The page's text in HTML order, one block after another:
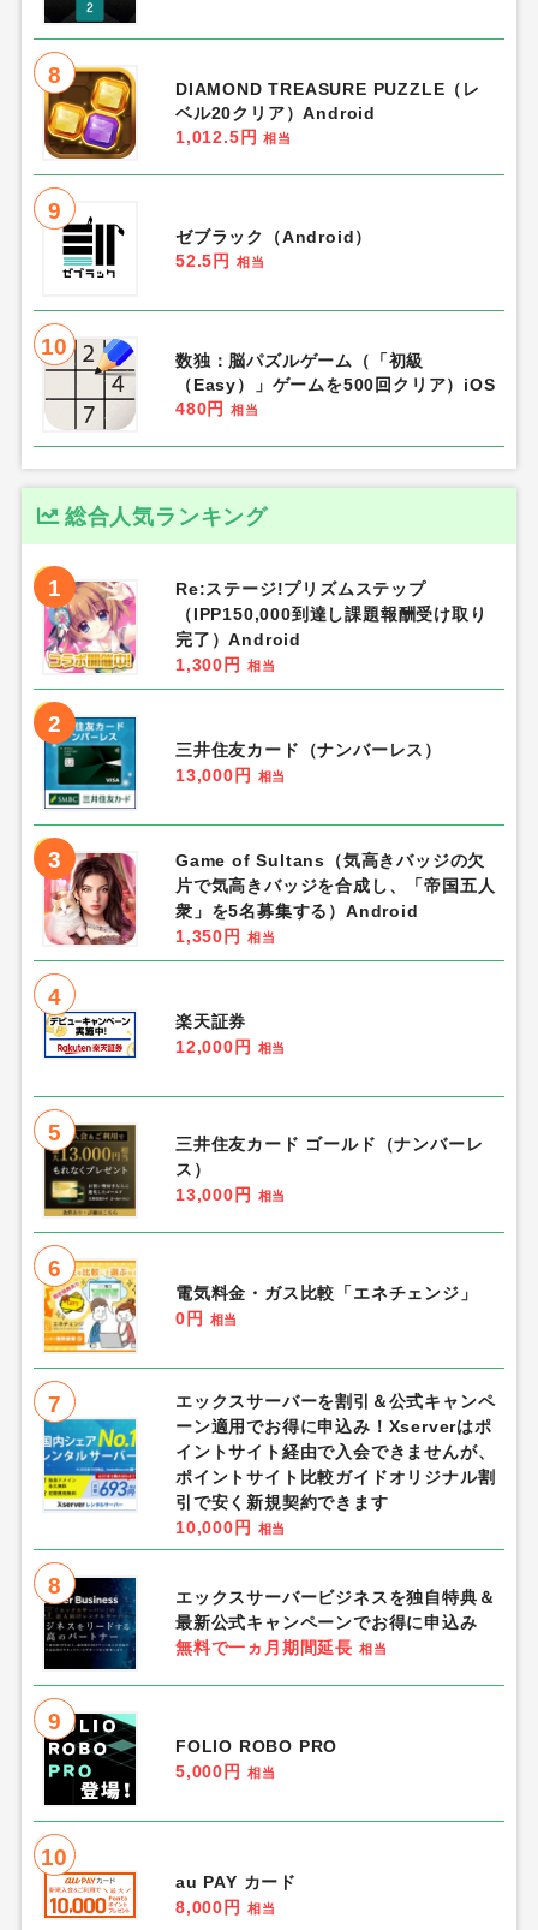
8
DIAMOND TREASURE PUZZLE（レ
ベル20クリア）Android
1,012.5円
相当
9
ゼブラック（Android）
52.5円
相当
10
数独：脳パズルゲーム（「初級
（Easy）」ゲームを500回クリア）iOS
480円
相当
総合人気ランキング
1
Re:ステージ!プリズムステップ
（IPP150,000到達し課題報酬受け取り
完了）Android
1,300円
相当
2
三井住友カード（ナンバーレス）
13,000円
相当
3
Game of Sultans（気高きバッジの欠
片で気高きバッジを合成し、「帝国五人
衆」を5名募集する）Android
1,350円
相当
4
楽天証券
12,000円
相当
5
三井住友カード ゴールド（ナンバーレ
ス）
13,000円
相当
6
電気料金・ガス比較「エネチェンジ」
0円
相当
7
エックスサーバーを割引＆公式キャンペ
ーン適用でお得に申込み！Xserverはポ
イントサイト経由で入会できませんが、
ポイントサイト比較ガイドオリジナル割
引で安く新規契約できます
10,000円
相当
8
エックスサーバービジネスを独自特典＆
最新公式キャンペーンでお得に申込み
無料で一ヵ月期間延長 相当
9
FOLIO ROBO PRO
5,000円
相当
10
au PAY カード
8,000円
相当